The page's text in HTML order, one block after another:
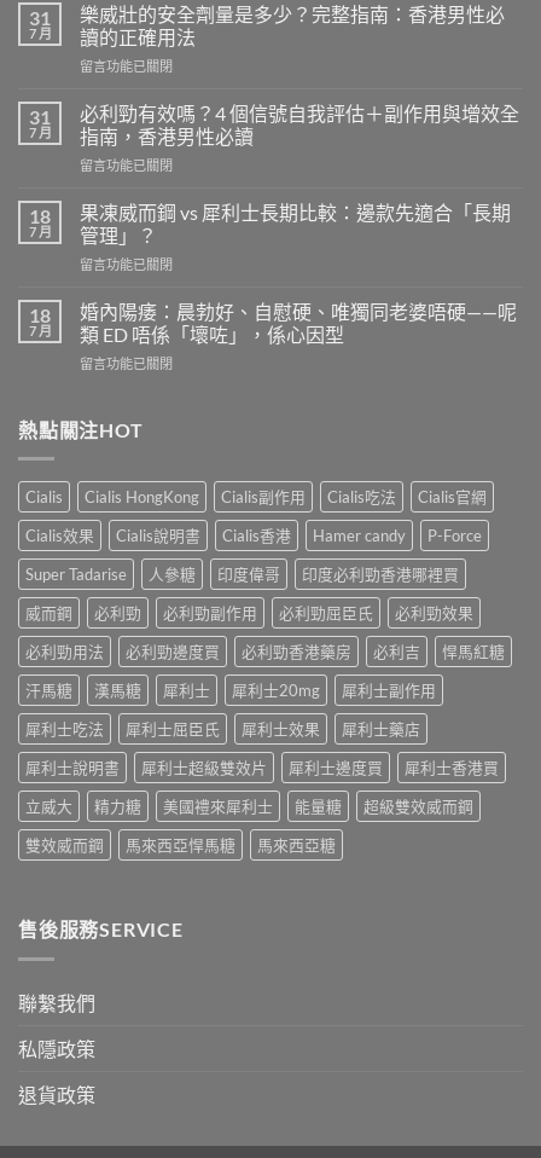
31
7 月
樂威壯的安全劑量是多少？完整指南：香港男性必
讀的正確用法
在
威
壯
的
安
劑
量
是
多
完
整
南：
男
讀
的
正
確
用
法〉
留言功能已關閉
31
7 月
必利勁有效嗎？4 個信號自我評估＋副作用與增效全
指南，香港男性必讀
在
利
勁
有
效
4
個
信
號
評
副
作
用
與
增
效
指
南，
香
男
性
必
讀〉
留言功能已關閉
18
7 月
果凍威而鋼 vs 犀利士長期比較：邊款先適合「長期
管理」？
在
凍
威
而
鋼
利
期
比
較：
邊
款
先
合
「長
期
理」？〉
中
留言功能已關閉
18
7 月
婚內陽痿：晨勃好、自慰硬、唯獨同老婆唔硬——呢
類 ED 唔係「壞咗」，係心因型
在
陽
痿：
勃
好、
自
慰
硬、
唯
同
老
婆
硬
——
呢
類
ED
係
「壞
心
因
留言功能已關閉
熱點關注HOT
Cialis Cialis HongKong Cialis副作用 Cialis吃法
Cialis官網
Cialis效果
Cialis說明書 Cialis香港 Hamer candy
P-Force
Super Tadarise
人參糖 印度偉哥
印度必利勁香港哪裡買
威而鋼
必利勁 必利勁副作用 必利勁屈臣氏
必利勁效果
必利勁用法
必利勁邊度買 必利勁香港藥房 必利吉
悍馬紅糖
汗馬糖
漢馬糖 犀利士 犀利士20mg
犀利士副作用
犀利士吃法
犀利士屈臣氏 犀利士效果
犀利士藥店
犀利士說明書
犀利士超級雙效片 犀利士邊度買
犀利士香港買
立威大
精力糖 美國禮來犀利士 能量糖
超級雙效威而鋼
雙效威而鋼
馬來西亞悍馬糖 馬來西亞糖
售後服務SERVICE
聯繫我們
私隱政策
退貨政策